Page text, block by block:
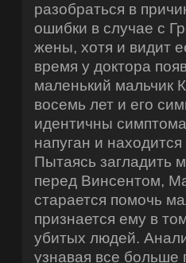
разобраться в
ошибки в случае с
жены, хотя и видит
время у доктора
маленький мальчик
восемь лет и его
идентичны
напуган и
Пытаясь загладить
перед Винсентом,
старается помочь
признается ему в
убитых людей.
узнавая все больше